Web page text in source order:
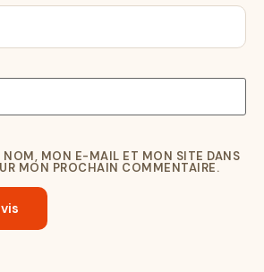
NOM, MON E-MAIL ET MON SITE DANS
MON PROCHAIN COMMENTAIRE.